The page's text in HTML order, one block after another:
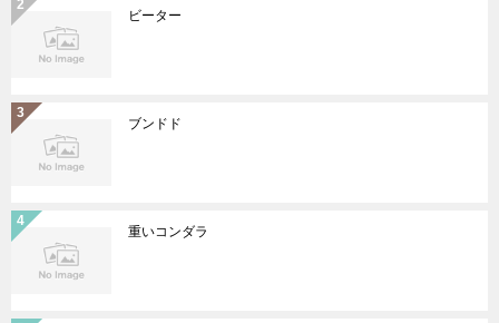
ビーター
ブンドド
重いコンダラ